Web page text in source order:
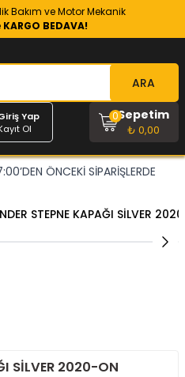
Bakım ve Motor Mekanik
KARGO BEDAVA!
ARA
Yap
Ol
Sepetim
₺ 0,00
0
ÖNCEKİ SİPARİŞLERDE
STEPNE KAPAĞI SİLVER
SİLVER 2020-ON